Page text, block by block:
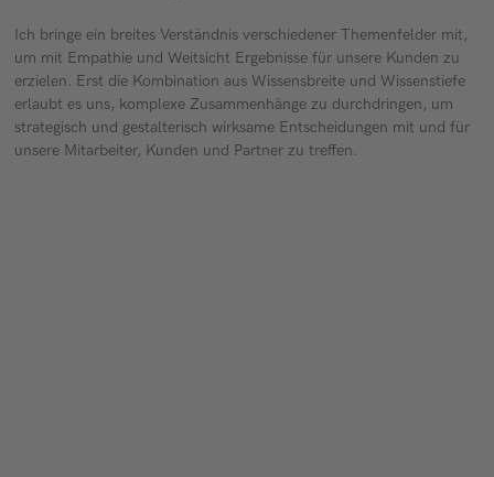
Ich bringe ein breites Verständnis verschiedener Themenfelder mit,
um mit Empathie und Weitsicht Ergebnisse für unsere Kunden zu
erzielen. Erst die Kombination aus Wissensbreite und Wissenstiefe
erlaubt es uns, komplexe Zusammenhänge zu durchdringen, um
strategisch und gestalterisch wirksame Entscheidungen mit und für
unsere Mitarbeiter, Kunden und Partner zu treffen.